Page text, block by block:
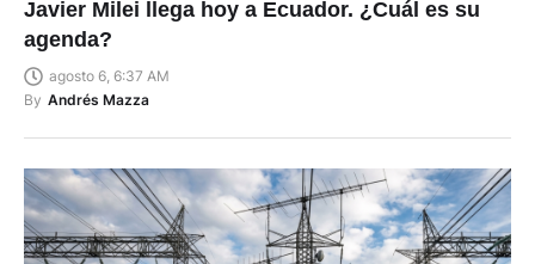
Javier Milei llega hoy a Ecuador. ¿Cuál es su
agenda?
agosto 6, 6:37 AM
By Andrés Mazza